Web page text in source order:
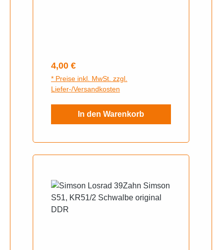
Regulärer Preis:
4,00 €
* Preise inkl. MwSt. zzgl.
Liefer-/Versandkosten
In den Warenkorb